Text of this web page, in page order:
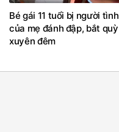
Bé gái 11 tuổi bị người tình
của mẹ đánh đập, bắt quỳ
xuyên đêm